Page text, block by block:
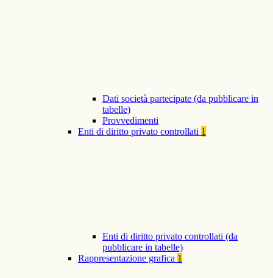
Dati società partecipate (da pubblicare in
tabelle)
Provvedimenti
Enti di diritto privato controllati 1
Enti di diritto privato controllati (da
pubblicare in tabelle)
Rappresentazione grafica 1